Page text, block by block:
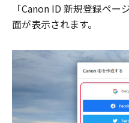
「Canon ID 新規登録ペ
面が表示されます。